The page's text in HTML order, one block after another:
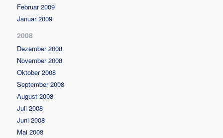
Februar 2009
Januar 2009
2008
Dezember 2008
November 2008
Oktober 2008
September 2008
August 2008
Juli 2008
Juni 2008
Mai 2008